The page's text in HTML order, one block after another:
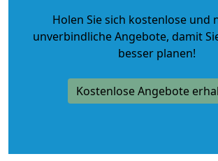
Holen Sie sich kostenlose und
unverbindliche Angebote, damit
besser planen!
Kostenlose Angebote